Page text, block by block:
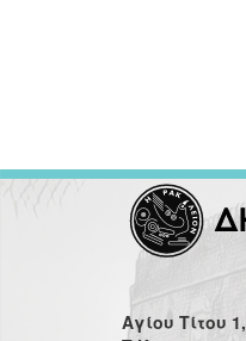
Αγίου Τίτου 1,